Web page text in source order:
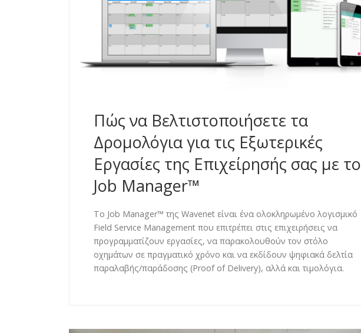
Πώς να Βελτιστοποιήσετε τα
Δρομολόγια για τις Εξωτερικές
Εργασίες της Επιχείρησής σας με το
Job Manager™
Το Job Manager™ της Wavenet είναι ένα ολοκληρωμένο λογισμικό
Field Service Management που επιτρέπει στις επιχειρήσεις να
προγραμματίζουν εργασίες, να παρακολουθούν τον στόλο
οχημάτων σε πραγματικό χρόνο και να εκδίδουν ψηφιακά δελτία
παραλαβής/παράδοσης (Proof of Delivery), αλλά και τιμολόγια.